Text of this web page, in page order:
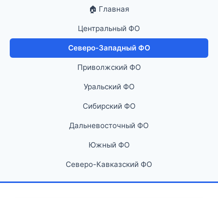
🏠 Главная
Центральный ФО
Северо-Западный ФО
Приволжский ФО
Уральский ФО
Сибирский ФО
Дальневосточный ФО
Южный ФО
Северо-Кавказский ФО